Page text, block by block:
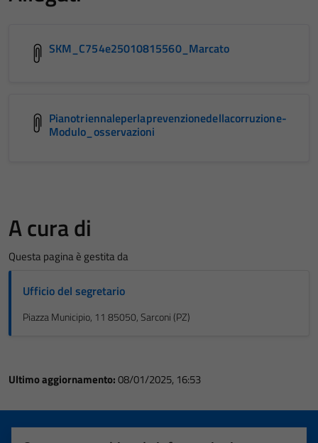
SKM_C754e25010815560_Marcato
Pianotriennaleperlaprevenzionedellacorruzione-
Modulo_osservazioni
A cura di
Questa pagina è gestita da
Ufficio del segretario
Piazza Municipio, 11 85050, Sarconi (PZ)
Ultimo aggiornamento:08/01/2025, 16:53